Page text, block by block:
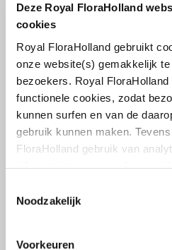
Deze Royal FloraHolland
cookies
Royal FloraHolland gebruikt
onze website(s) gemakkelijk
bezoekers. Royal
functionele cookies, zodat
kunnen surfen en van de
gebruik kunnen maken.
FloraHolland gebruik van
géén informatie bewaard
anoniem. U gaat akkoord met
Noodzakelijk
Voorkeuren
Archief Code- en
veilingfust
Bekijk wijzigingen van de
Je kunt bovenstaande
Uitgelicht
Fc588